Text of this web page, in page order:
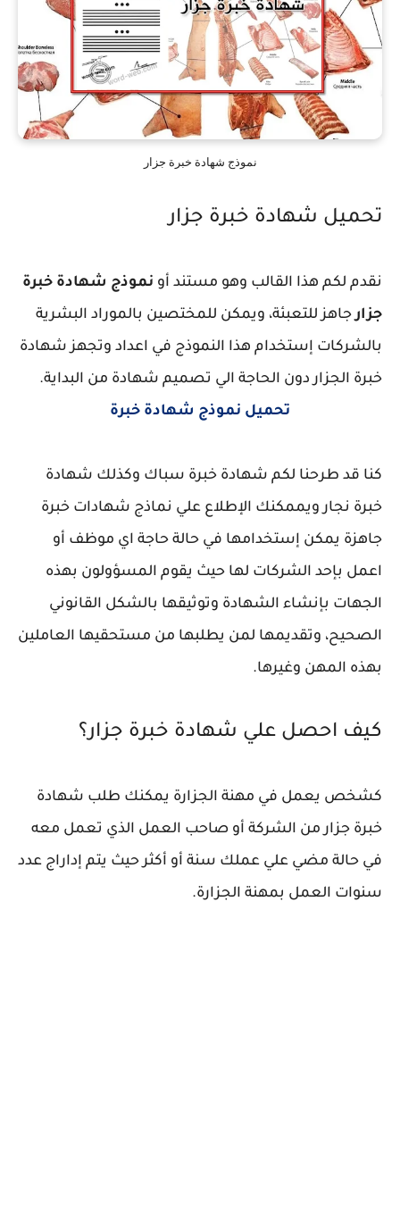
نموذج شهادة خبرة جزار
تحميل شهادة خبرة جزار
نقدم لكم هذا القالب وهو مستند أو نموذج شهادة خبرة
جزارجاهز للتعبئة، ويمكن للمختصين بالموراد البشرية
بالشركات إستخدام هذا النموذج في اعداد وتجهز شهادة
خبرة الجزار دون الحاجة الي تصميم شهادة من البداية.
تحميل نموذج شهادة خبرة
كنا قد طرحنا لكم شهادة خبرة سباك وكذلك شهادة
خبرة نجار ويممكنك الإطلاع علي نماذج شهادات خبرة
جاهزة يمكن إستخدامها في حالة حاجة اي موظف أو
اعمل بإحد الشركات لها حيث يقوم المسؤولون بهذه
الجهات بإنشاء الشهادة وتوثيقها بالشكل القانوني
الصحيح، وتقديمها لمن يطلبها من مستحقيها العاملين
بهذه المهن وغيرها.
كيف احصل علي شهادة خبرة جزار؟
كشخص يعمل في مهنة الجزارة يمكنك طلب شهادة
خبرة جزار من الشركة أو صاحب العمل الذي تعمل معه
في حالة مضي علي عملك سنة أو أكثر حيث يتم إداراج عدد
سنوات العمل بمهنة الجزارة.